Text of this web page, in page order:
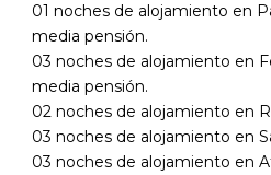
01 noches de alojamiento en
media pensión.
03 noches de alojamiento en
media pensión.
02 noches de alojamiento en
03 noches de alojamiento en
03 noches de alojamiento en